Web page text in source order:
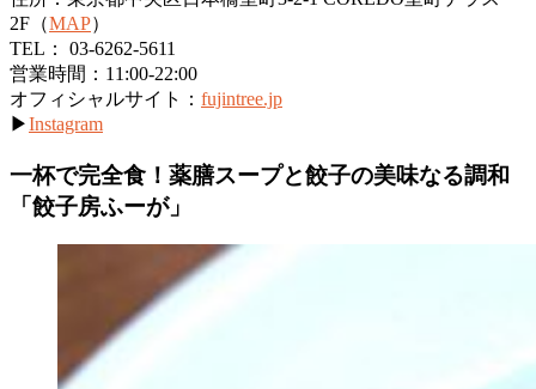
2F（MAP）
TEL： 03-6262-5611
営業時間：11:00-22:00
オフィシャルサイト： fujintree.jp
▶Instagram
一杯で完全食！薬膳スープと餃子の美味なる調和
「餃子房ふーが」